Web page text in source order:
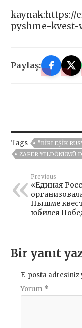
kaynak:https://
pyshme-kvest-
Paylaş:
Tags "BIRLEŞIK
ZAFER YILDÖNÜMÜ
Previous
«Единая
Пышме квест
юбилея
Bir yanıt
E-posta adresiniz
Yorum *